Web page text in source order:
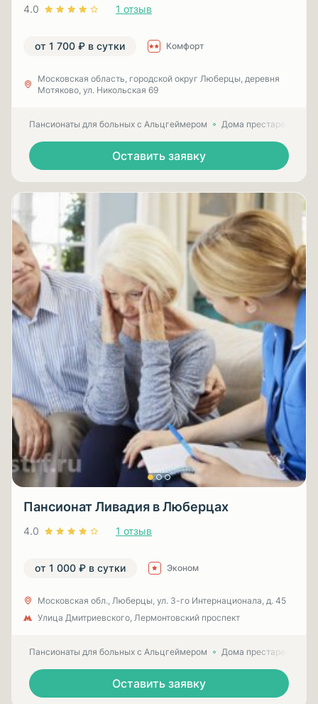
4.0 1 отзыв
от 1 700 ₽ в сутки Комфорт
Московская область, городской округ Люберцы, деревня
Мотяково, ул. Никольская 69
Пансионаты для больных с Альцгеймером Дома престарелых
Оставить заявку
Пансионат Ливадия в Люберцах
4.0 1 отзыв
от 1 000 ₽ в сутки Эконом
Московская обл., Люберцы, ул. 3-гo Интернационала, д. 45
Улица Дмитриевского, Лермонтовский проспект
Пансионаты для больных с Альцгеймером Дома престарелых
Оставить заявку